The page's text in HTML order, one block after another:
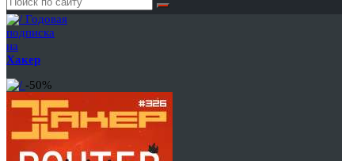
Годовая
подписка
на
Хакер
-50%